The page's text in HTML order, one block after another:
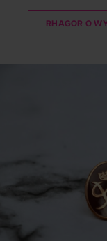
RHAGOR O